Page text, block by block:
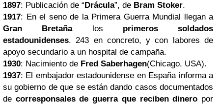
1897: Publicación de “Drácula”, de Bram Stoker.
1917: En el seno de la Primera Guerra Mundial llegan a
Gran Bretañalos primeros soldados
estadounidenses. 243 en concreto, y con labores de
apoyo secundario a un hospital de campaña.
1930: Nacimiento de Fred Saberhagen(Chicago, USA).
1937: El embajador estadounidense en España informa a
su gobierno de que se están dando casos documentados
de corresponsales de guerra que reciben dinero por